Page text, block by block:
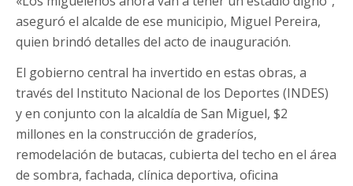
aseguró el alcalde de ese municipio, Miguel Pereira,
quien brindó detalles del acto de inauguración.
El gobierno central ha invertido en estas obras, a
través del Instituto Nacional de los Deportes (INDES)
y en conjunto con la alcaldía de San Miguel, $2
millones en la construcción de graderíos,
remodelación de butacas, cubierta del techo en el área
de sombra, fachada, clínica deportiva, oficina